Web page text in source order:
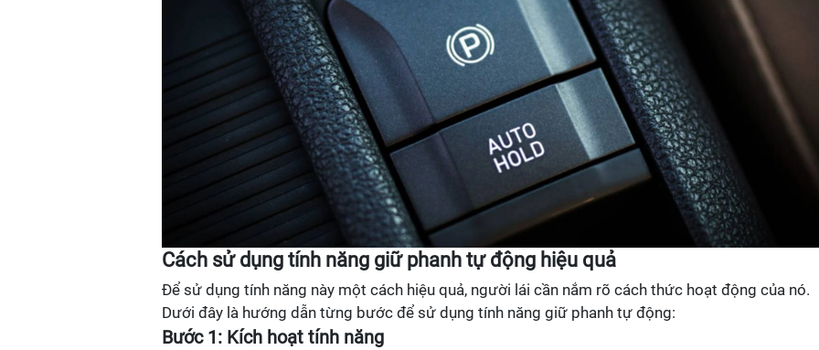
Cách sử dụng tính năng giữ phanh tự động hiệu quả
Để sử dụng tính năng này một cách hiệu quả, người lái cần nắm rõ cách thức hoạt động của nó.
Dưới đây là hướng dẫn từng bước để sử dụng tính năng giữ phanh tự động:
Bước 1: Kích hoạt tính năng